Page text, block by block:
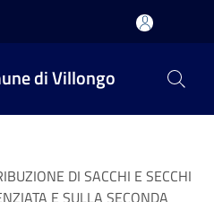
di Villongo
DI SACCHI E SECCHI
E SULLA SECONDA